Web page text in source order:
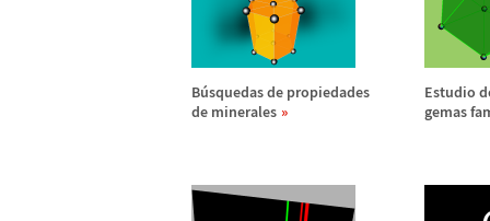
Búsquedas de propiedades
de minerales
Estudio
gemas